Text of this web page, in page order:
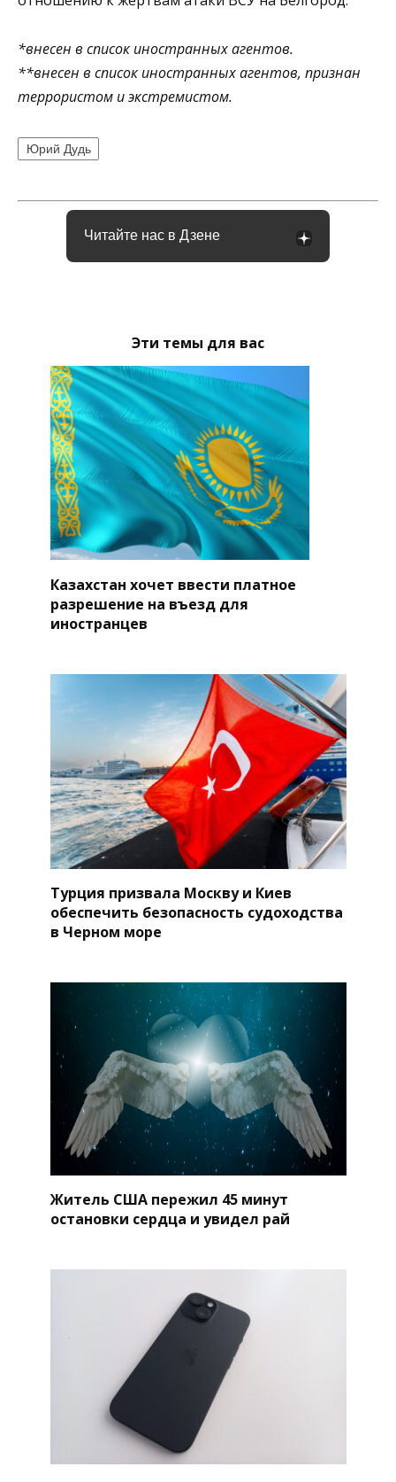
*внесен в список иностранных агентов.
**внесен в список иностранных агентов, признан
террористом и экстремистом.
Юрий Дудь
Читайте нас в Дзене
Эти темы для вас
Казахстан хочет ввести платное
разрешение на въезд для
иностранцев
Турция призвала Москву и Киев
обеспечить безопасность судоходства
в Черном море
Житель США пережил 45 минут
остановки сердца и увидел рай